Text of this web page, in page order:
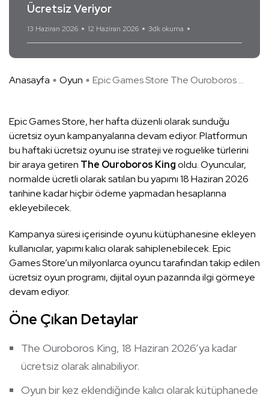
Ücretsiz Veriyor
13 Haziran 2026 12 Haziran 2026 3dk okuma
Anasayfa Oyun Epic Games Store The Ouroboros ...
Epic Games Store, her hafta düzenli olarak sunduğu
ücretsiz oyun kampanyalarına devam ediyor. Platformun
bu haftaki ücretsiz oyunu ise strateji ve roguelike türlerini
bir araya getiren The Ouroboros Kingoldu. Oyuncular,
normalde ücretli olarak satılan bu yapımı 18 Haziran 2026
tarihine kadar hiçbir ödeme yapmadan hesaplarına
ekleyebilecek.
Kampanya süresi içerisinde oyunu kütüphanesine ekleyen
kullanıcılar, yapımı kalıcı olarak sahiplenebilecek. Epic
Games Store’un milyonlarca oyuncu tarafından takip edilen
ücretsiz oyun programı, dijital oyun pazarında ilgi görmeye
devam ediyor.
Öne Çıkan Detaylar
The Ouroboros King, 18 Haziran 2026’ya kadar
ücretsiz olarak alınabiliyor.
Oyun bir kez eklendiğinde kalıcı olarak kütüphanede